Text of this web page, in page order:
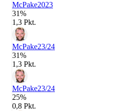
McPake2023
31%
1,3 Pkt.
McPake23/24
31%
1,3 Pkt.
McPake23/24
25%
0,8 Pkt.